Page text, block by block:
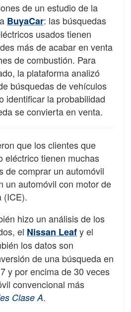
de un estudio de la
BuyaCar: las búsquedas
usados tienen
más de acabar en venta
de combustión. Para
la plataforma analizó
búsquedas de vehículos
identificar la probabilidad
se convierta en venta.
que los clientes que
eléctrico tienen muchas
de comprar un automóvil
un automóvil con motor de
(ICE).
hizo un análisis de los
el Nissan Leafy el
los datos son
de una búsqueda en
y por encima de 30 veces
convencional más
Clase A.